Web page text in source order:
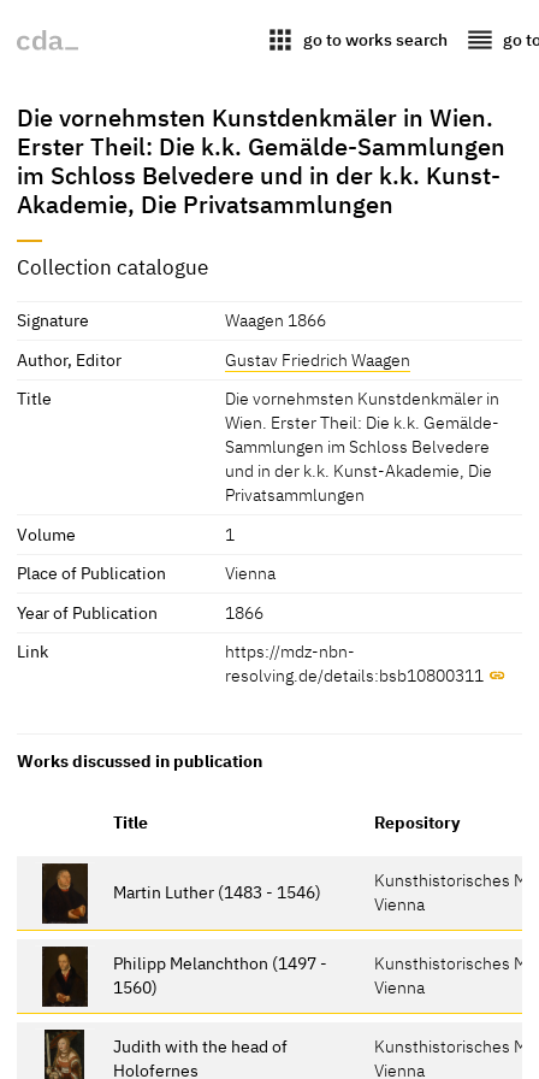
apps go to works search reorder go
Die vornehmsten Kunstdenkmäler in Wien.
Erster Theil: Die k.k. Gemälde-Sammlungen
im Schloss Belvedere und in der k.k. Kunst-
Akademie, Die Privatsammlungen
Collection catalogue
Signature
Waagen 1866
Author, Editor
Gustav Friedrich Waagen
Title
Die vornehmsten Kunstdenkmäler in
Wien. Erster Theil: Die k.k. Gemälde-
Sammlungen im Schloss Belvedere
und in der k.k. Kunst-Akademie, Die
Privatsammlungen
Volume
1
Place of Publication
Vienna
Year of Publication
1866
Link
https://mdz-nbn-
resolving.de/details:bsb10800311
Works discussed in publication
Title Repository
Martin Luther (1483 - 1546)
Kunsthistorisches
Vienna
Philipp Melanchthon (1497 -
1560)
Kunsthistorisches
Vienna
Judith with the head of
Holofernes
Kunsthistorisches
Vienna